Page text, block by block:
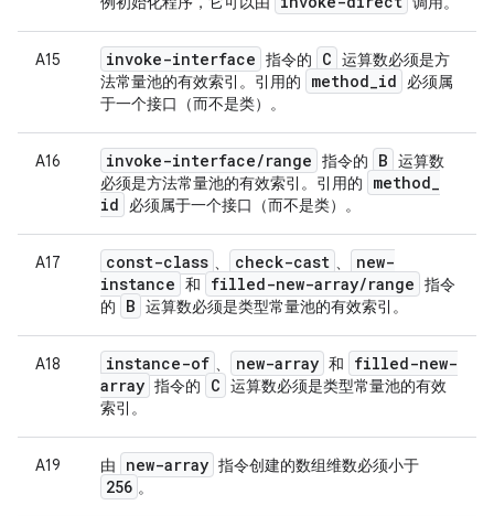
A15 invoke-interface 指令的 C 运算数必须是方
法常量池的有效索引。引用的
method_id
必须属
于一个接口（而不是类）。
A16 invoke-interface/range 指令的 B 运算数
必须是方法常量池的有效索引。引用的
method_
id
必须属于一个接口（而不是类）。
A17 const-class 、 check-cast 、
new-
instance 和 filled-new-array/range 指令
的
B 运算数必须是类型常量池的有效索引。
A18 instance-of 、 new-array 和
filled-new-
array 指令的 C 运算数必须是类型常量池的有效
索引。
A19 由 new-array 指令创建的数组维数必须小于
256 。